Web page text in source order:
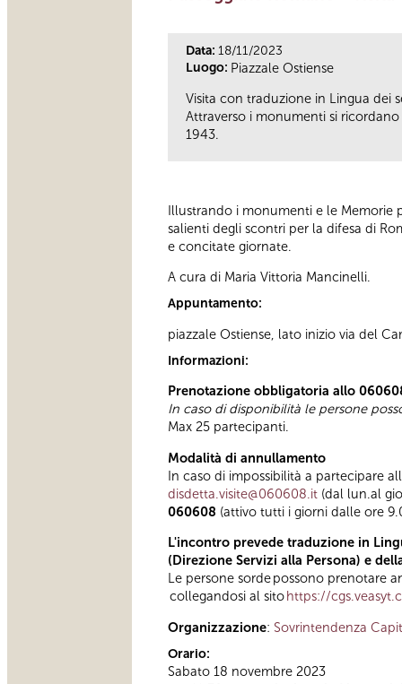
Data: 18/11/2023
Luogo: Piazzale Ostiense
Visita con traduzione in Lingua dei
Attraverso i monumenti si
1943.
Illustrando i monumenti e le Memorie
salienti degli scontri per la difesa di
e concitate giornate.
A cura di Maria Vittoria Mancinelli.
Appuntamento:
piazzale Ostiense, lato inizio via del
Informazioni:
Prenotazione obbligatoria allo
In caso di disponibilità le persone
Max 25 partecipanti.
Modalità di annullamento
In caso di impossibilità a partecipare
disdetta.visite@060608.it (dal lun.al
060608 (attivo tutti i giorni dalle ore
L'incontro prevede traduzione in
(Direzione Servizi alla Persona) e
Le persone sorde possono prenotare
collegandosi al sito https://
Organizzazione: Sovrintendenza
Orario:
Sabato 18 novembre 2023